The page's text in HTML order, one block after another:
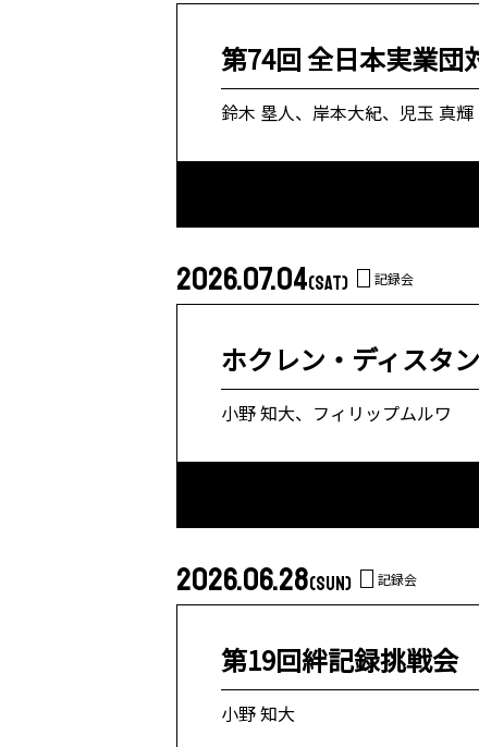
第74回 全日本実業団
鈴木 塁人、岸本大紀、児玉 真輝
2026.07.04(SAT) 記録会
ホクレン・ディスタ
小野 知大、フィリップムルワ
2026.06.28(SUN) 記録会
第19回絆記録挑戦会
小野 知大